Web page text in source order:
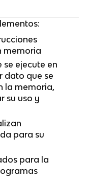
memoria
ejecute en
dato que se
la memoria,
su uso y
para su
para la